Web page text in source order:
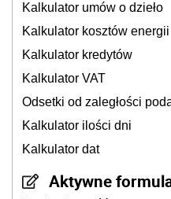
Kalkulator umów o dzieło
Kalkulator kosztów energii
Kalkulator kredytów
Kalkulator VAT
Odsetki od zaległości
Kalkulator ilości dni
Kalkulator dat
Aktywne